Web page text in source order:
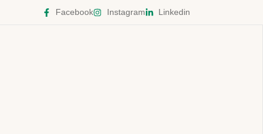
Facebook Instagram Linkedin